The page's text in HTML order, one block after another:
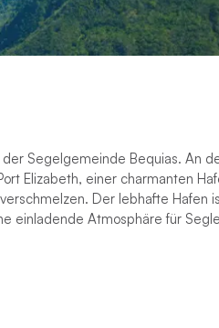
der Segelgemeinde Bequias. An
Elizabeth, einer charmanten
Der lebhafte Hafen
einladende Atmosphäre für